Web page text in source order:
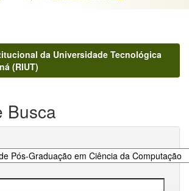
da Universidade Tecnológica
(RIUT)
Busca